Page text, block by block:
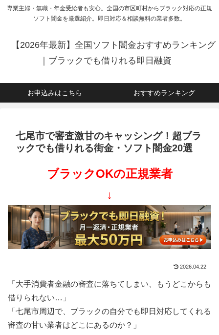
専業主婦・無職・年金受給者も安心。全国の市区町村からブラック対応の正規
ソフト闇金を厳選紹介。即日対応＆相談無料の業者多数。
【2026年最新】全国ソフト闇金おすすめランキング
｜ブラックでも借りれる即日融資
お申込みはこちら おすすめランキング
七尾市で審査激甘のキャッシング！超ブラ
ックでも借りれる街金・ソフト闇金20選
ブラックOKの正規業者
↓
2026.04.22
「大手消費者金融の審査に落ちてしまい、もうどこからも
借りられない…」
「七尾市周辺で、ブラックの自分でも即日対応してくれる
審査の甘い業者はどこにあるのか？」